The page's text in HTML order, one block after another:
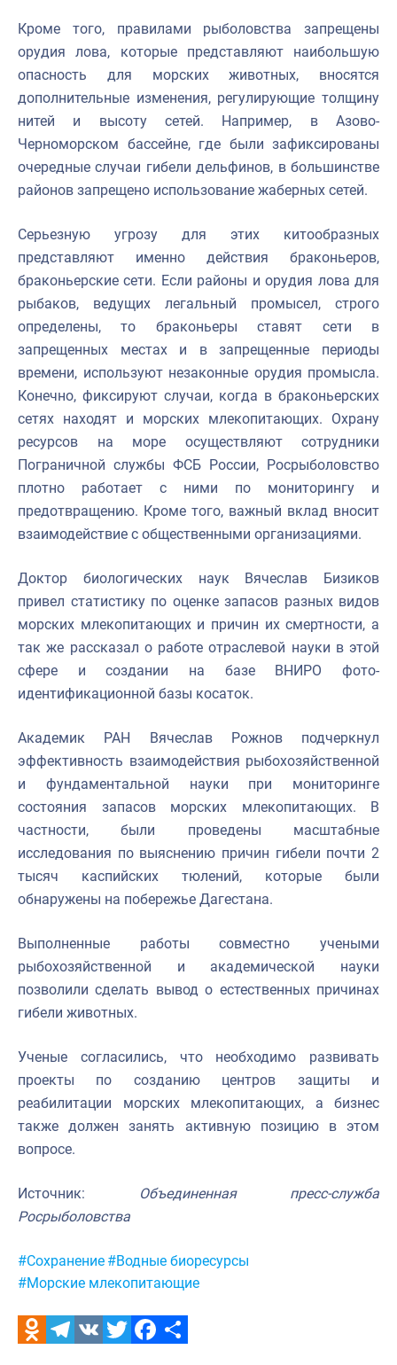
Кроме того, правилами рыболовства запрещены
орудия лова, которые представляют наибольшую
опасность для морских животных, вносятся
дополнительные изменения, регулирующие толщину
нитей и высоту сетей. Например, в Азово-
Черноморском бассейне, где были зафиксированы
очередные случаи гибели дельфинов, в большинстве
районов запрещено использование жаберных сетей.
Серьезную угрозу для этих китообразных
представляют именно действия браконьеров,
браконьерские сети. Если районы и орудия лова для
рыбаков, ведущих легальный промысел, строго
определены, то браконьеры ставят сети в
запрещенных местах и в запрещенные периоды
времени, используют незаконные орудия промысла.
Конечно, фиксируют случаи, когда в браконьерских
сетях находят и морских млекопитающих. Охрану
ресурсов на море осуществляют сотрудники
Пограничной службы ФСБ России, Росрыболовство
плотно работает с ними по мониторингу и
предотвращению. Кроме того, важный вклад вносит
взаимодействие с общественными организациями.
Доктор биологических наук Вячеслав Бизиков
привел статистику по оценке запасов разных видов
морских млекопитающих и причин их смертности, а
так же рассказал о работе отраслевой науки в этой
сфере и создании на базе ВНИРО фото-
идентификационной базы косаток.
Академик РАН Вячеслав Рожнов подчеркнул
эффективность взаимодействия рыбохозяйственной
и фундаментальной науки при мониторинге
состояния запасов морских млекопитающих. В
частности, были проведены масштабные
исследования по выяснению причин гибели почти 2
тысяч каспийских тюлений, которые были
обнаружены на побережье Дагестана.
Выполненные работы совместно учеными
рыбохозяйственной и академической науки
позволили сделать вывод о естественных причинах
гибели животных.
Ученые согласились, что необходимо развивать
проекты по созданию центров защиты и
реабилитации морских млекопитающих, а бизнес
также должен занять активную позицию в этом
вопросе.
Источник:
Объединенная пресс-служба
Росрыболовства
Метки:
#Сохранение #Водные биоресурсы
#Морские млекопитающие